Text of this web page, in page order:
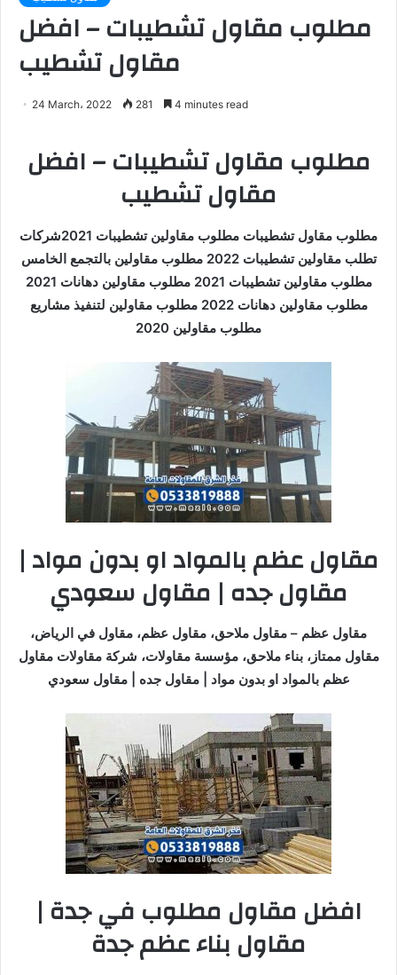
مطلوب مقاول تشطيبات – افضل
مقاول تشطيب
24 March، 2022 281 4 minutes read
مطلوب مقاول تشطيبات – افضل
مقاول تشطيب
مطلوب مقاول تشطيبات مطلوب مقاولين تشطيبات 2021شركات
تطلب مقاولين تشطيبات 2022 مطلوب مقاولين بالتجمع الخامس
مطلوب مقاولين تشطيبات 2021 مطلوب مقاولين دهانات 2021
مطلوب مقاولين دهانات 2022 مطلوب مقاولين لتنفيذ مشاريع
مطلوب مقاولين 2020
مقاول عظم بالمواد او بدون مواد |
مقاول جده | مقاول سعودي
مقاول عظم – مقاول ملاحق، مقاول عظم، مقاول في الرياض،
مقاول ممتاز، بناء ملاحق، مؤسسة مقاولات، شركة مقاولات مقاول
عظم بالمواد او بدون مواد | مقاول جده | مقاول سعودي
افضل مقاول مطلوب في جدة |
مقاول بناء عظم جدة